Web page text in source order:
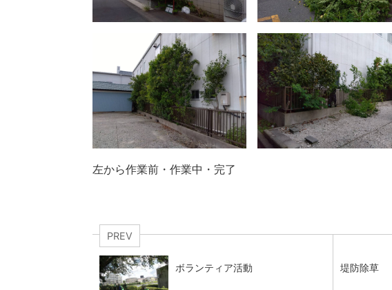
左から作業前・作業中・完了
PREV
ボランティア活動 堤防除草